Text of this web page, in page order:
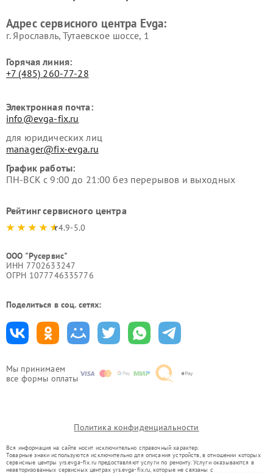
Мы принимаем
все формы оплаты
Адрес сервисного центра Evga:
г. Ярославль, Тутаевское шоссе, 1
Горячая линия:
+7 (485) 260-77-28
Электронная почта:
info@evga-fix.ru
для юридических лиц
manager@fix-evga.ru
График работы:
ПН-ВСК с 9:00 до 21:00 без перерывов и выходных
Рейтинг сервисного центра
4.9-5.0
ООО "Русервис"
ИНН 7702633247
ОГРН 1077746335776
Поделиться в соц. сетях:
Политика конфиденциальности
Вся информация на сайте носит исключительно справочный характер.
Товарные знаки используются исключительно для описания устройств, в отношении которых
сервисные центры yrs.evga-fix.ru предоставляют услуги по ремонту. Услуги оказываются в
неавторизованных сервисных центрах yrs.evga-fix.ru, которые не связаны с